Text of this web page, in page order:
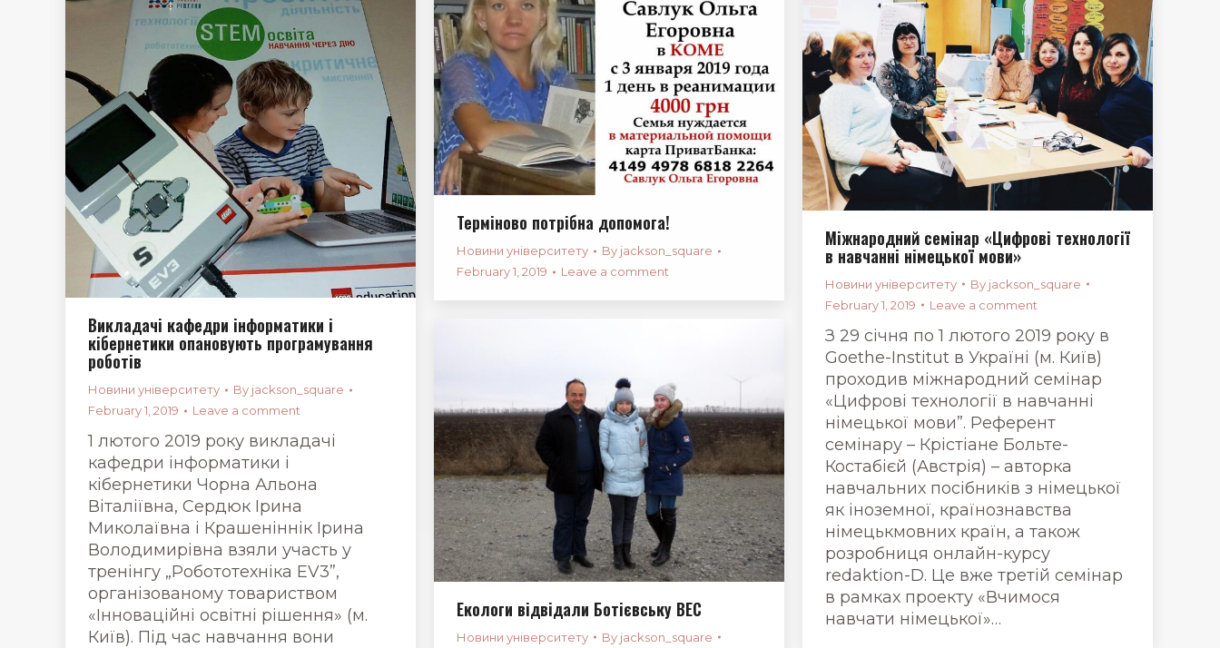
Викладачі кафедри інформатики і
кібернетики опановують програмування
роботів
Новини університету By jackson_square
February 1, 2019
Leave a comment
1 лютого 2019 року викладачі
кафедри інформатики і
кібернетики Чорна Альона
Віталіївна, Сердюк Ірина
Миколаївна і Крашеніннік Ірина
Володимирівна взяли участь у
тренінгу „Робототехніка EV3”,
організованому товариством
«Інноваційні освітні рішення» (м.
Київ). Під час навчання вони
Терміново потрібна допомога!
Новини університету By jackson_square
February 1, 2019
Leave a comment
Міжнародний семінар «Цифрові технології
в навчанні німецької мови»
Новини університету By jackson_square
February 1, 2019
Leave a comment
З 29 січня по 1 лютого 2019 року в
Goethe-Institut в Україні (м. Київ)
проходив міжнародний семінар
«Цифрові технології в навчанні
німецької мови”. Референт
семінару – Крістіане Больте-
Костабієй (Австрія) – авторка
навчальних посібників з німецької
як іноземної, країнознавства
німецькмовних країн, а також
розробниця онлайн-курсу
redaktion-D. Це вже третій семінар
в рамках проекту «Вчимося
навчати німецької»…
Екологи відвідали Ботієвську ВЕС
Новини університету By jackson_square